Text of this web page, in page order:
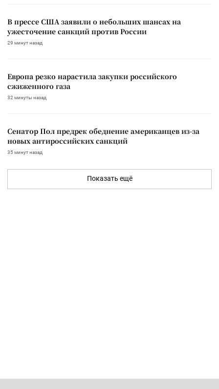
В прессе США заявили о небольших шансах на
ужесточение санкций против России
29 минут назад
Европа резко нарастила закупки российского
сжиженного газа
32 минуты назад
Сенатор Пол предрек обеднение американцев из-за
новых антироссийских санкций
35 минут назад
Показать ещё